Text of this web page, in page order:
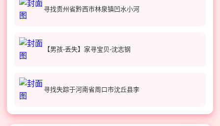
寻找贵州省黔西市林泉镇凹水小河
【男孩-丢失】家寻宝贝-沈志钢
寻找失踪于河南省周口市沈丘县李